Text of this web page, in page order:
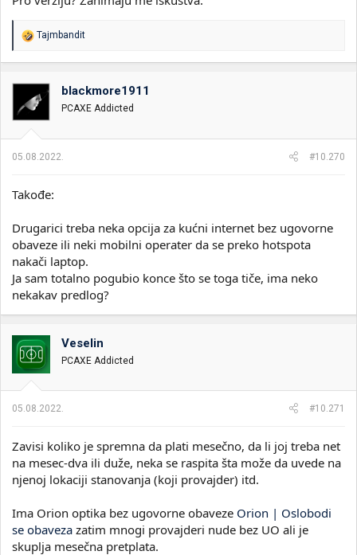
R
a
o
v
n
:
Tajmbandit
blackmore1911
PCAXE Addicted
05.08.2022. #10.270
Takođe:
Drugarici treba neka opcija za kućni internet bez ugovorne
obaveze ili neki mobilni operater da se preko hotspota
nakači laptop.
Ja sam totalno pogubio konce što se toga tiče, ima neko
nekakav predlog?
Veselin
PCAXE Addicted
05.08.2022. #10.271
Zavisi koliko je spremna da plati mesečno, da li joj treba net
na mesec-dva ili duže, neka se raspita šta može da uvede na
njenoj lokaciji stanovanja (koji provajder) itd.
Ima Orion optika bez ugovorne obaveze Orion | Oslobodi
se obaveza zatim mnogi provajderi nude bez UO ali je
skuplja mesečna pretplata.